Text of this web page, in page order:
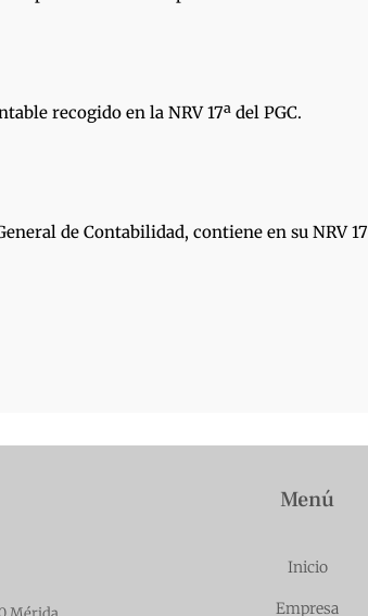
recogido en la NRV 17ª del PGC.
de Contabilidad, contiene en su NRV
Menú
Inicio
Empresa